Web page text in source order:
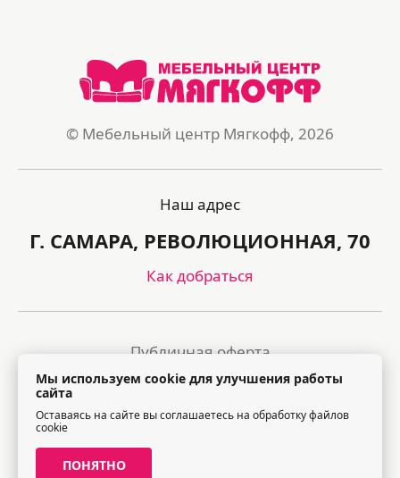
© Мебельный центр Мягкофф, 2026
Наш адрес
Г. САМАРА, РЕВОЛЮЦИОННАЯ, 70
Как добраться
Публичная оферта
Политика обработки персональных данных
Правила посещения торгового центра
Мы используем cookie для улучшения работы
сайта
Оставаясь на сайте вы соглашаетесь на обработку файлов
cookie
ПОНЯТНО